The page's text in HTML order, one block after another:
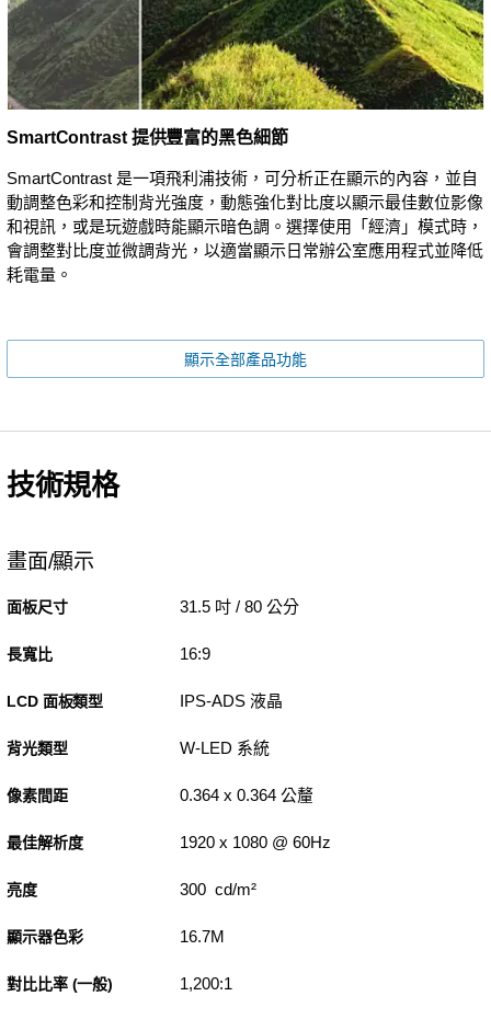
SmartContrast 提供豐富的黑色細節
SmartContrast 是一項飛利浦技術，可分析正在顯示的內容，並自
動調整色彩和控制背光強度，動態強化對比度以顯示最佳數位影像
和視訊，或是玩遊戲時能顯示暗色調。選擇使用「經濟」模式時，
會調整對比度並微調背光，以適當顯示日常辦公室應用程式並降低
耗電量。
顯示全部產品功能
技術規格
畫面/顯示
面板尺寸 31.5 吋 / 80 公分
長寬比 16:9
LCD 面板類型 IPS-ADS 液晶
背光類型 W-LED 系統
像素間距 0.364 x 0.364 公釐
最佳解析度 1920 x 1080 @ 60Hz
亮度 300 cd/m²
顯示器色彩 16.7M
對比比率 (一般) 1,200:1